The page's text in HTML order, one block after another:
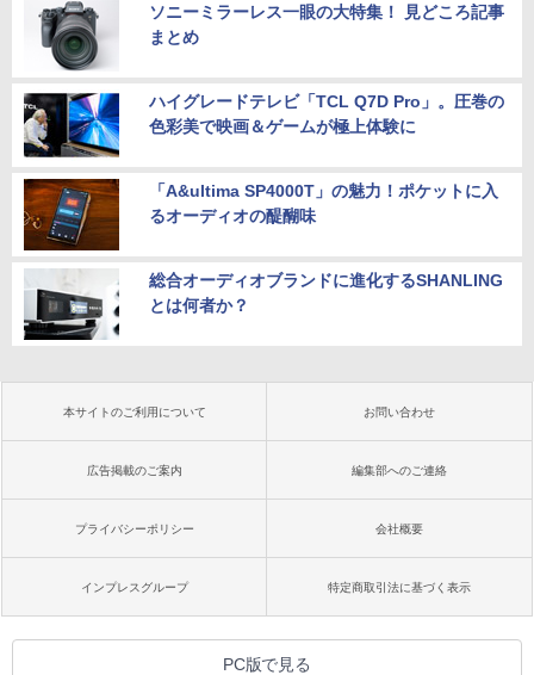
ソニーミラーレス一眼の大特集！ 見どころ記事
まとめ
ハイグレードテレビ「TCL Q7D Pro」。圧巻の
色彩美で映画＆ゲームが極上体験に
「A&ultima SP4000T」の魅力！ポケットに入
るオーディオの醍醐味
総合オーディオブランドに進化するSHANLING
とは何者か？
本サイトのご利用について お問い合わせ
広告掲載のご案内 編集部へのご連絡
プライバシーポリシー 会社概要
インプレスグループ 特定商取引法に基づく表示
PC版で見る